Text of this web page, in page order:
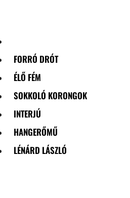
FORRÓ DRÓT
ÉLŐ FÉM
SOKKOLÓ KORONGOK
INTERJÚ
HANGERŐMŰ
LÉNÁRD LÁSZLÓ